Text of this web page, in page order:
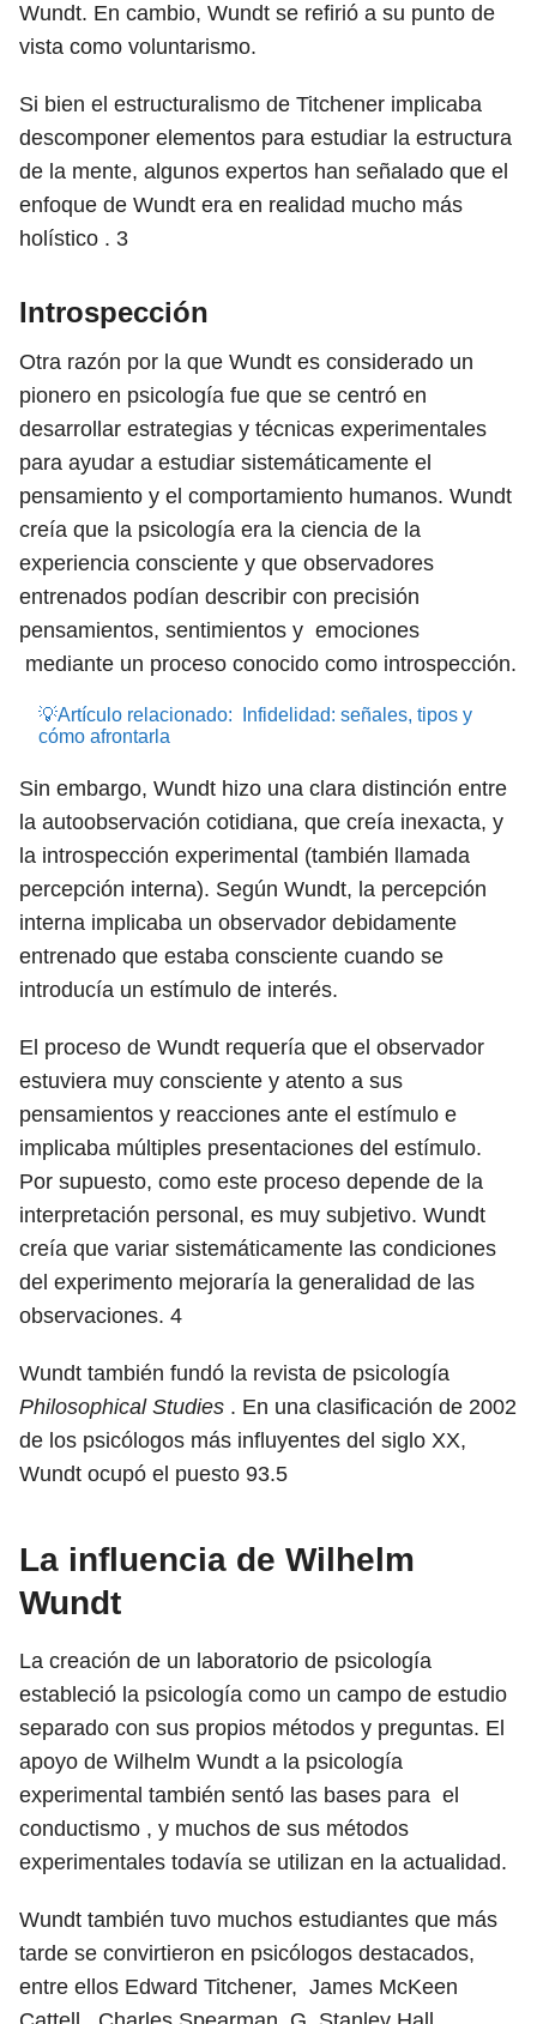
Wundt. En cambio, Wundt se refirió a su punto de
vista como voluntarismo.
Si bien el estructuralismo de Titchener implicaba
descomponer elementos para estudiar la estructura
de la mente, algunos expertos han señalado que el
enfoque de Wundt era en realidad mucho más
holístico . 3
Introspección
Otra razón por la que Wundt es considerado un
pionero en psicología fue que se centró en
desarrollar estrategias y técnicas experimentales
para ayudar a estudiar sistemáticamente el
pensamiento y el comportamiento humanos. Wundt
creía que la psicología era la ciencia de la
experiencia consciente y que observadores
entrenados podían describir con precisión
pensamientos, sentimientos y emociones
mediante un proceso conocido como introspección.
💡Artículo relacionado:
Infidelidad: señales, tipos y
cómo afrontarla
Sin embargo, Wundt hizo una clara distinción entre
la autoobservación cotidiana, que creía inexacta, y
la introspección experimental (también llamada
percepción interna). Según Wundt, la percepción
interna implicaba un observador debidamente
entrenado que estaba consciente cuando se
introducía un estímulo de interés.
El proceso de Wundt requería que el observador
estuviera muy consciente y atento a sus
pensamientos y reacciones ante el estímulo e
implicaba múltiples presentaciones del estímulo.
Por supuesto, como este proceso depende de la
interpretación personal, es muy subjetivo. Wundt
creía que variar sistemáticamente las condiciones
del experimento mejoraría la generalidad de las
observaciones. 4
Wundt también fundó la revista de psicología
Philosophical Studies . En una clasificación de 2002
de los psicólogos más influyentes del siglo XX,
Wundt ocupó el puesto 93.5
La influencia de Wilhelm
Wundt
La creación de un laboratorio de psicología
estableció la psicología como un campo de estudio
separado con sus propios métodos y preguntas. El
apoyo de Wilhelm Wundt a la psicología
experimental también sentó las bases para el
conductismo , y muchos de sus métodos
experimentales todavía se utilizan en la actualidad.
Wundt también tuvo muchos estudiantes que más
tarde se convirtieron en psicólogos destacados,
entre ellos Edward Titchener, James McKeen